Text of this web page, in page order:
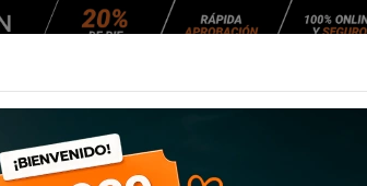
NEUMÁTICOS MANTENCIÓN